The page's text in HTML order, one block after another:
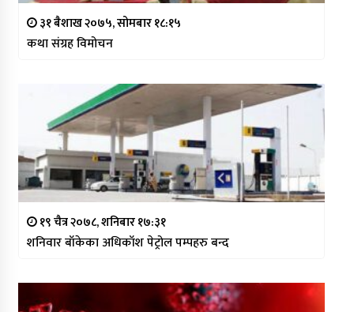
३१ बैशाख २०७५, सोमबार १८:१५
कथा संग्रह विमोचन
१९ चैत्र २०७८, शनिबार १७:३१
शनिवार बाँकेका अधिकाँश पेट्रोल पम्पहरु बन्द